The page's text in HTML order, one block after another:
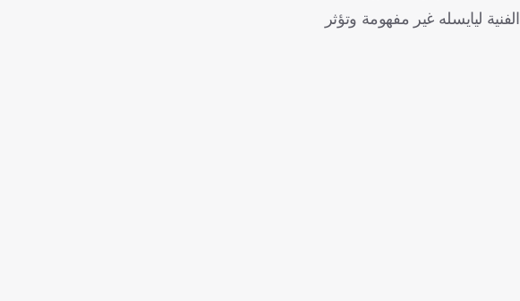
ليايسله غير مفهومة وتؤثر